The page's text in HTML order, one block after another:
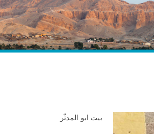
تجاوز
إلى
المحتوى
الرئيسي
بيت ابو المدثّر